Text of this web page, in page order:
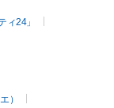
ィ24」
）